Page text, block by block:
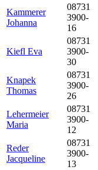
Kammerer
Johanna
08731
3900-
16
Kiefl Eva
08731
3900-
30
Knapek
Thomas
08731
3900-
26
Lehermeier
Maria
08731
3900-
12
Reder
Jacqueline
08731
3900-
13